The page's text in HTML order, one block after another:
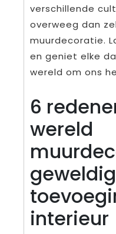
verschillende
overweeg dan
muurdecoratie.
en geniet elke
wereld om ons
6
wereld
interieur